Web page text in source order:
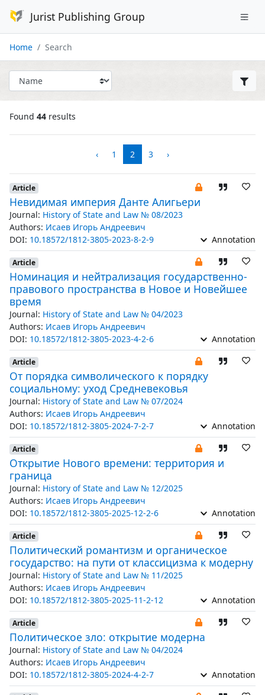
Jurist Publishing Group
Home Search
Found 44 results
‹ 1 2 3 ›
Article
Невидимая империя Данте Алигьери
Journal: History of State and Law № 08/2023
Authors: Исаев Игорь Андреевич
DOI: 10.18572/1812-3805-2023-8-2-9 Annotation
Article
Номинация и нейтрализация государственно-
правового пространства в Новое и Новейшее
время
Journal: History of State and Law № 04/2023
Authors: Исаев Игорь Андреевич
DOI: 10.18572/1812-3805-2023-4-2-6 Annotation
Article
От порядка символического к порядку
социальному: уход Средневековья
Journal: History of State and Law № 07/2024
Authors: Исаев Игорь Андреевич
DOI: 10.18572/1812-3805-2024-7-2-7 Annotation
Article
Открытие Нового времени: территория и
граница
Journal: History of State and Law № 12/2025
Authors: Исаев Игорь Андреевич
DOI: 10.18572/1812-3805-2025-12-2-6 Annotation
Article
Политический романтизм и органическое
государство: на пути от классицизма к модерну
Journal: History of State and Law № 11/2025
Authors: Исаев Игорь Андреевич
DOI: 10.18572/1812-3805-2025-11-2-12 Annotation
Article
Политическое зло: открытие модерна
Journal: History of State and Law № 04/2024
Authors: Исаев Игорь Андреевич
DOI: 10.18572/1812-3805-2024-4-2-7 Annotation